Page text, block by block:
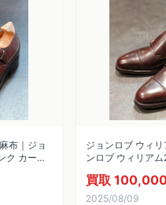
布｜ジョ
ク カーフ
ジョンロブ ウィ
ンロブ ウィリア
ラスト
買取
2025/08/09